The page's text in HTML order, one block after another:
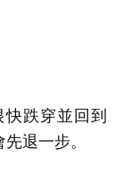
快跌穿並回到
退一步。